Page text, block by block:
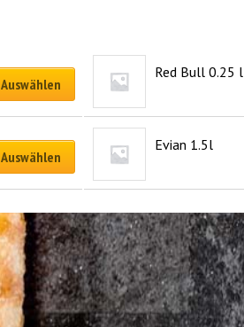
Auswählen
Red Bull 0.25 l
Auswählen
Evian 1.5l